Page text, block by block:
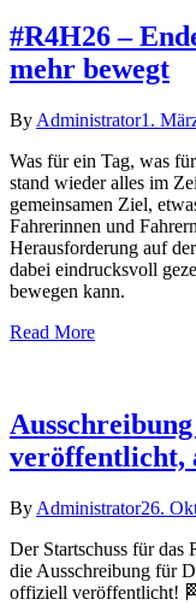
#R4H26 –
mehr bewegt
By Administrator1.
Was für ein Tag, was
stand wieder alles im
gemeinsamen Ziel,
Fahrerinnen und
Herausforderung auf
dabei eindrucksvoll
bewegen kann.
Read More
By Administrator26.
Der Startschuss für das
die Ausschreibung für
offiziell veröffentlicht!